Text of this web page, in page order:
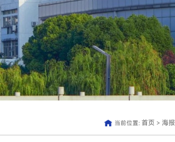
当前位置:首页 > 海报